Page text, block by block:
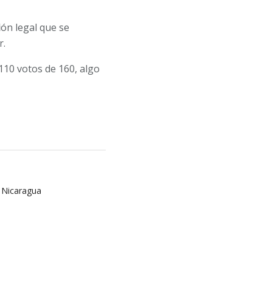
legal que se
votos de 160, algo